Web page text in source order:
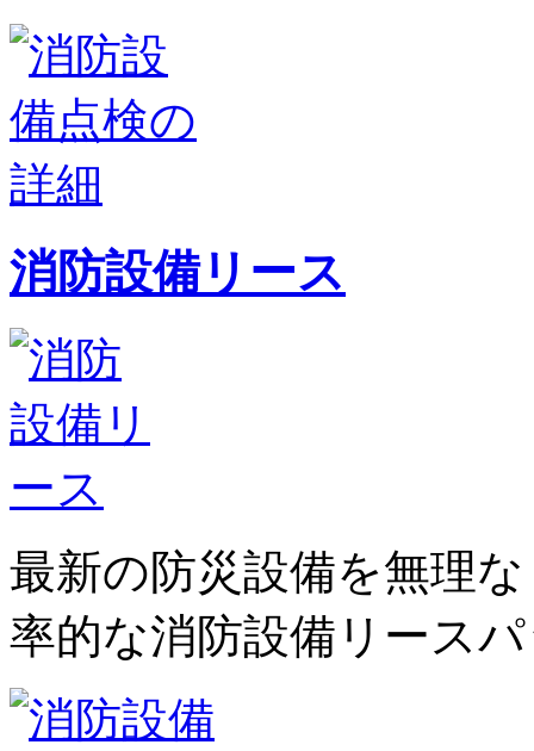
消防設備リース
最新の防災設備を無理
率的な消防設備リース